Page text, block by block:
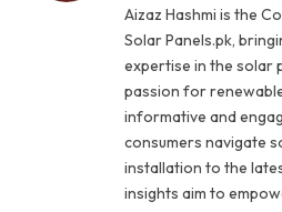
Aizaz Hashmi is the
Solar Panels.pk,
expertise in the solar
passion for
informative and
consumers navigate
installation to the
insights aim to